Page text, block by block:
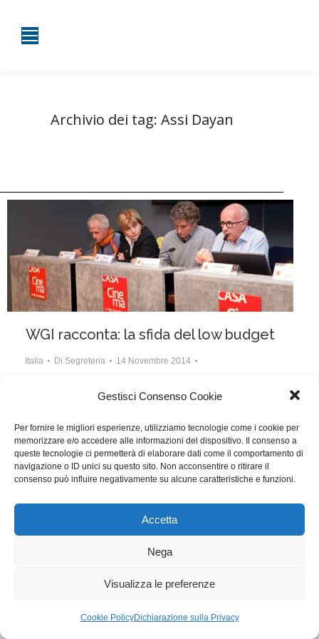
Gestisci Consenso Cookie
Per fornire le migliori esperienze, utilizziamo tecnologie come i cookie per
memorizzare e/o accedere alle informazioni del dispositivo. Il consenso a
queste tecnologie ci permetterà di elaborare dati come il comportamento di
navigazione o ID unici su questo sito. Non acconsentire o ritirare il
consenso può influire negativamente su alcune caratteristiche e funzioni.
Accetta
Nega
Visualizza le preferenze
Cookie PolicyDichiarazione sulla Privacy
Archivio dei tag: Assi Dayan
WGI racconta: la sfida del low budget
Italia Di Segreteria 14 Novembre 2014
dell’ultimo PKF.
WGI - Tutti i diritti riservati © 2021
+39 347 2461036
segreteria@writersguilditalia.it
Concept: Annamaria De Paola - Realizzazione: